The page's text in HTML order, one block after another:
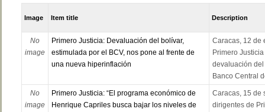
Image Item title Description
No
image
Primero Justicia: Devaluación del bolívar,
estimulada por el BCV, nos pone al frente de
una nueva hiperinflación
Caracas, 12 de
Primero
devaluación
Banco Central
No
image
Primero Justicia: “El programa económico de
Henrique Capriles busca bajar los niveles de
Caracas, 15 de
dirigentes de